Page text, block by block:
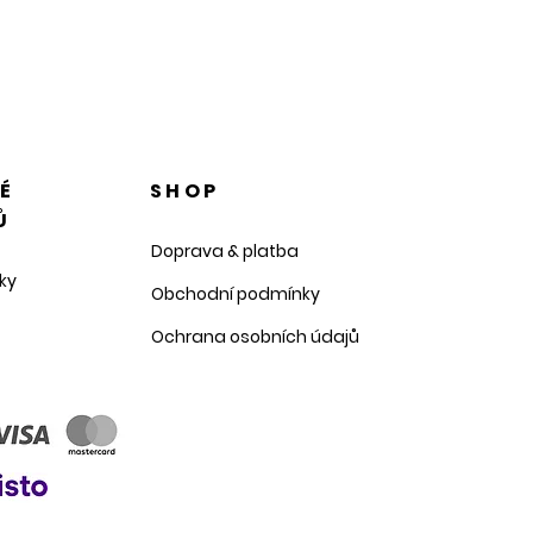
SHOP
Doprava & platba
Obchodní podmínky
Ochrana osobních údajů